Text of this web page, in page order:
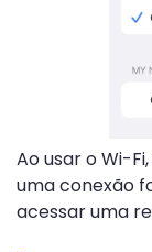
Ao usar o Wi-
uma conexão
acessar uma